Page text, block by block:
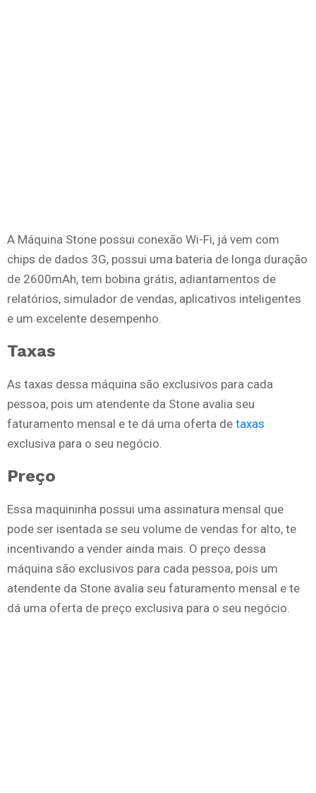
A Máquina Stone possui conexão Wi-Fi, já vem com
chips de dados 3G, possui uma bateria de longa duração
de 2600mAh, tem bobina grátis, adiantamentos de
relatórios, simulador de vendas, aplicativos inteligentes
e um excelente desempenho.
Taxas
As taxas dessa máquina são exclusivos para cada
pessoa, pois um atendente da Stone avalia seu
faturamento mensal e te dá uma oferta de taxas
exclusiva para o seu negócio.
Preço
Essa maquininha possui uma assinatura mensal que
pode ser isentada se seu volume de vendas for alto, te
incentivando a vender ainda mais. O preço dessa
máquina são exclusivos para cada pessoa, pois um
atendente da Stone avalia seu faturamento mensal e te
dá uma oferta de preço exclusiva para o seu negócio.